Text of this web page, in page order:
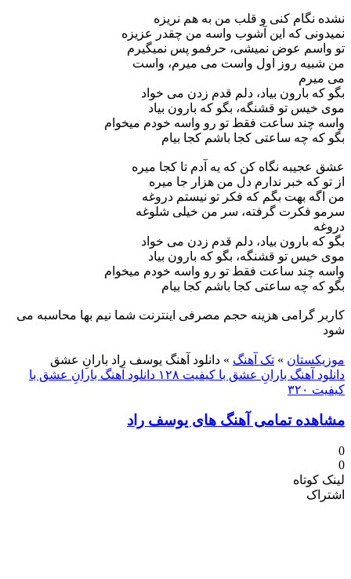
نشده نگام کنی و قلب من به هم نریزه
نمیدونی که این آشوب واسه من چقدر عزیزه
تو واسم عوض نمیشی، حرفمو پس نمیگیرم
من شبیه روز اول واست می میرم، واست
می میرم
بگو که بارون بیاد، دلم قدم زدن می خواد
موی خیس تو قشنگه، بگو که بارون بیاد
واسه چند ساعت فقط تو رو واسه خودم میخوام
بگو که چه ساعتی کجا باشم کجا بیام
عشق عجیبه نگاه کن که یه آدم تا کجا میره
از تو که خبر ندارم دل من هزار جا میره
من اگه بهت بگم که فکر تو نیستم دروغه
سرمو فکرت گرفته، سر من خیلی شلوغه
دروغه
بگو که بارون بیاد، دلم قدم زدن می خواد
موی خیس تو قشنگه، بگو که بارون بیاد
واسه چند ساعت فقط تو رو واسه خودم میخوام
بگو که چه ساعتی کجا باشم کجا بیام
کاربر گرامی هزینه حجم مصرفی اینترنت شما نیم بها محاسبه می
شود
موزیکستان » تک آهنگ » دانلود آهنگ یوسف راد بارانِ عشق
دانلود آهنگ بارانِ عشق با کیفیت ۱۲۸
دانلود آهنگ بارانِ عشق با
کیفیت ۳۲۰
مشاهده تمامی آهنگ های یوسف راد
0
0
لینک کوتاه
اشتراک